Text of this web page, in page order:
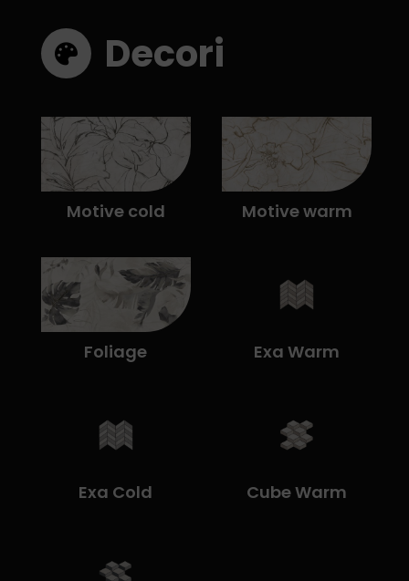
Decori
Motive cold Motive warm
Foliage Exa Warm
Exa Cold Cube Warm